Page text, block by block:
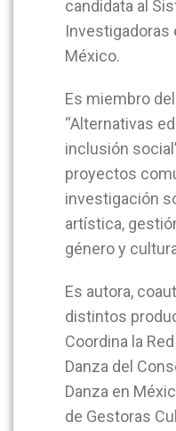
candidata al
Investigadoras
México.
Es miembro
“Alternativas
inclusión
proyectos
investigación
artística,
género y
Es autora,
distintos
Coordina la
Danza del
Danza en
de Gestoras